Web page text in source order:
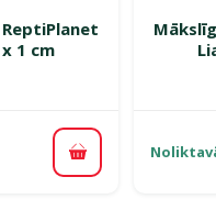
1 cm
Pievienot